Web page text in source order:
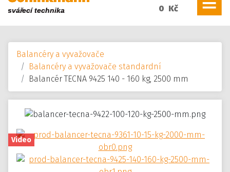
0 Kč
KAMENNÁ PRODEJNA
KONTAKTY
Balancéry a vyvažovače
Balancéry a vyvažovače standardní
Balancér TECNA 9425 140 - 160 kg, 2500 mm
Video